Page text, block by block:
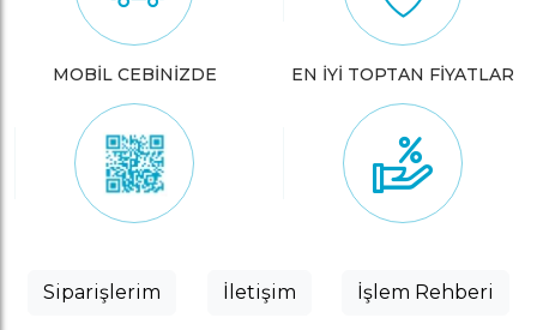
MOBİL CEBİNİZDE EN İYİ TOPTAN FİYATLAR
Siparişlerim İletişim İşlem Rehberi